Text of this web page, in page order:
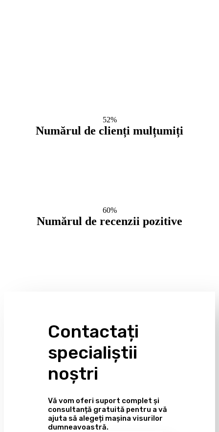
52%
Numărul de clienți mulțumiți
60%
Numărul de recenzii pozitive
Contactați
specialiștii
noștri
Vă vom oferi suport complet și
consultanță gratuită pentru a vă
ajuta să alegeți mașina visurilor
dumneavoastră.